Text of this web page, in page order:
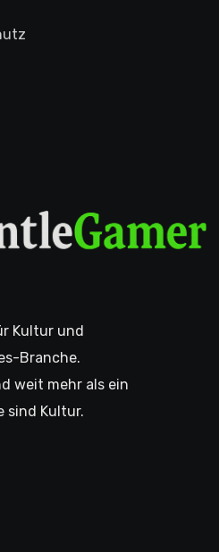
Kultur und
Branche.
weit mehr als ein
sind Kultur.